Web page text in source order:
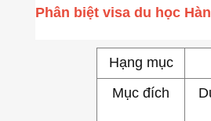
Phân biệt visa du học
Hạng mục
Mục đích